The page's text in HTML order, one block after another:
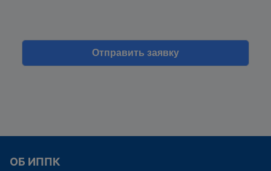
ОБ ИППК